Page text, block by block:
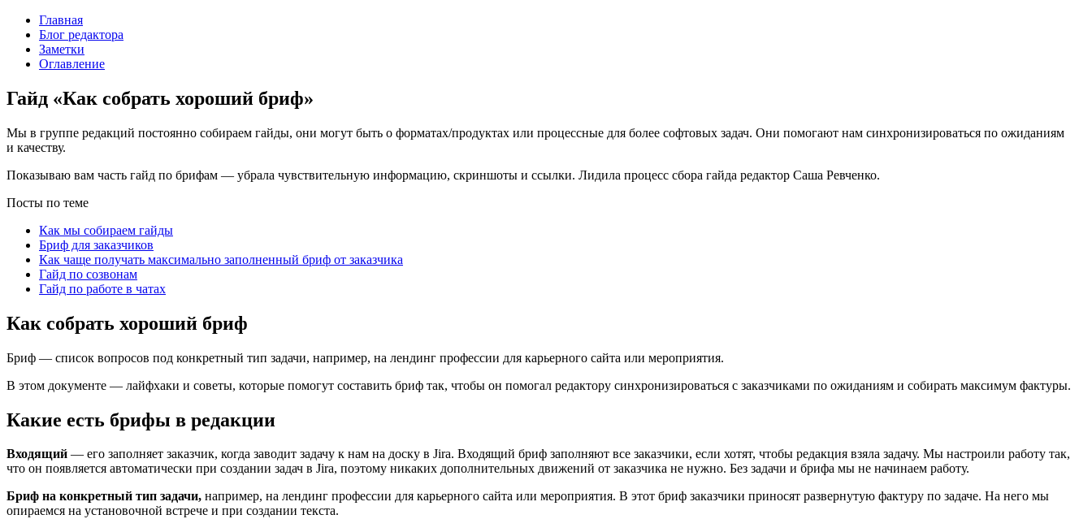
Главная
Блог редактора
Заметки
Оглавление
Гайд «Как собрать хороший бриф»
Мы в группе редакций постоянно собираем гайды, они могут быть о форматах/продуктах или процессные для более софтовых задач. Они помогают нам синхронизироваться по ожиданиям
и качеству.
Показываю вам часть гайд по брифам — убрала чувствительную информацию, скриншоты и ссылки. Лидила процесс сбора гайда редактор Саша Ревченко.
Посты по теме
Как мы собираем гайды
Бриф для заказчиков
Как чаще получать максимально заполненный бриф от заказчика
Гайд по созвонам
Гайд по работе в чатах
Как собрать хороший бриф
Бриф — список вопросов под конкретный тип задачи, например, на лендинг профессии для карьерного сайта или мероприятия.
В этом документе — лайфхаки и советы, которые помогут составить бриф так, чтобы он помогал редактору синхронизироваться с заказчиками по ожиданиям и собирать максимум фактуры.
Какие есть брифы в редакции
Входящий — его заполняет заказчик, когда заводит задачу к нам на доску в Jira. Входящий бриф заполняют все заказчики, если хотят, чтобы редакция взяла задачу. Мы настроили работу так,
что он появляется автоматически при создании задач в Jira, поэтому никаких дополнительных движений от заказчика не нужно. Без задачи и брифа мы не начинаем работу.
Бриф на конкретный тип задачи, например, на лендинг профессии для карьерного сайта или мероприятия. В этот бриф заказчики приносят развернутую фактуру по задаче. На него мы
опираемся на установочной встрече и при создании текста.